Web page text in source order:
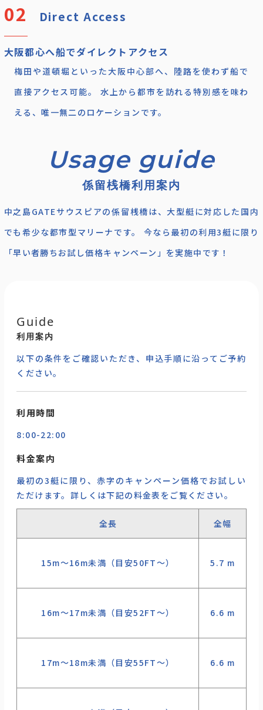
Direct Access
大阪都心へ船でダイレクトアクセス
梅田や道頓堀といった大阪中心部へ、陸路を使わず船で
直接アクセス可能。 水上から都市を訪れる特別感を味わ
える、唯一無二のロケーションです。
係留桟橋利用案内
中之島GATEサウスピアの係留桟橋は、大型艇に対応した国内
でも希少な都市型マリーナです。 今なら最初の利用3艇に限り
「早い者勝ちお試し価格キャンペーン」を実施中です！
Guide
利用案内
以下の条件をご確認いただき、申込手順に沿ってご予約
ください。
利用時間
8:00-22:00
料金案内
最初の3艇に限り、赤字の キャンペーン価格でお試しい
ただけます。詳しくは下記の料金表をご覧ください。
全長 全幅
15m～16m未満（目安50FT〜） 5.7 m
16m～17m未満（目安52FT〜） 6.6 m
17m～18m未満（目安55FT〜） 6.6 m